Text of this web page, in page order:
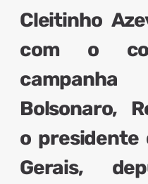
Cleitinho
com o
Bolsonaro,
o presidente
Gerais,